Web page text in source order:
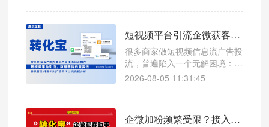
获客助手主打短链路一步加粉。
转化，还容易触发平台风控，造
成引流链路直接失效。
短视频平台引流企微获客助手，数据回传有多重要？
很多商家做短视频信息流广告投
流，普遍陷入一个无解困境：广
告预算持续消耗、页面曝光点击
但完全说不清哪条计划精准获
流量不断，实则转化模糊、成本
2026-08-05 11:31:45
企微加粉频繁受限？接入企微获客助手降低账号风控概率